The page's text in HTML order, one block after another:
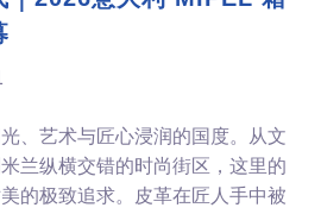
艺术与匠心浸润的国度。从文
兰纵横交错的时尚街区，这里的
的极致追求。皮革在匠人手中被